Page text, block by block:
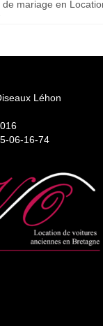
de mariage en
Léhon
06-16-74